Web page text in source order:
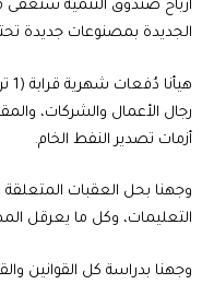
أرباح صندوق التنمية
الجديدة بمصنوعات جديدة
رجال الأعمال والشركات،
أزمات تصدير النفط الخام.
وجهنا بحل العقبات
التعليمات، وكل ما يعرقل
وجهنا بدراسة كل القوانين